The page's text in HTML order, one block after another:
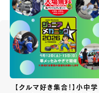
【クルマ好き集合！】小中学